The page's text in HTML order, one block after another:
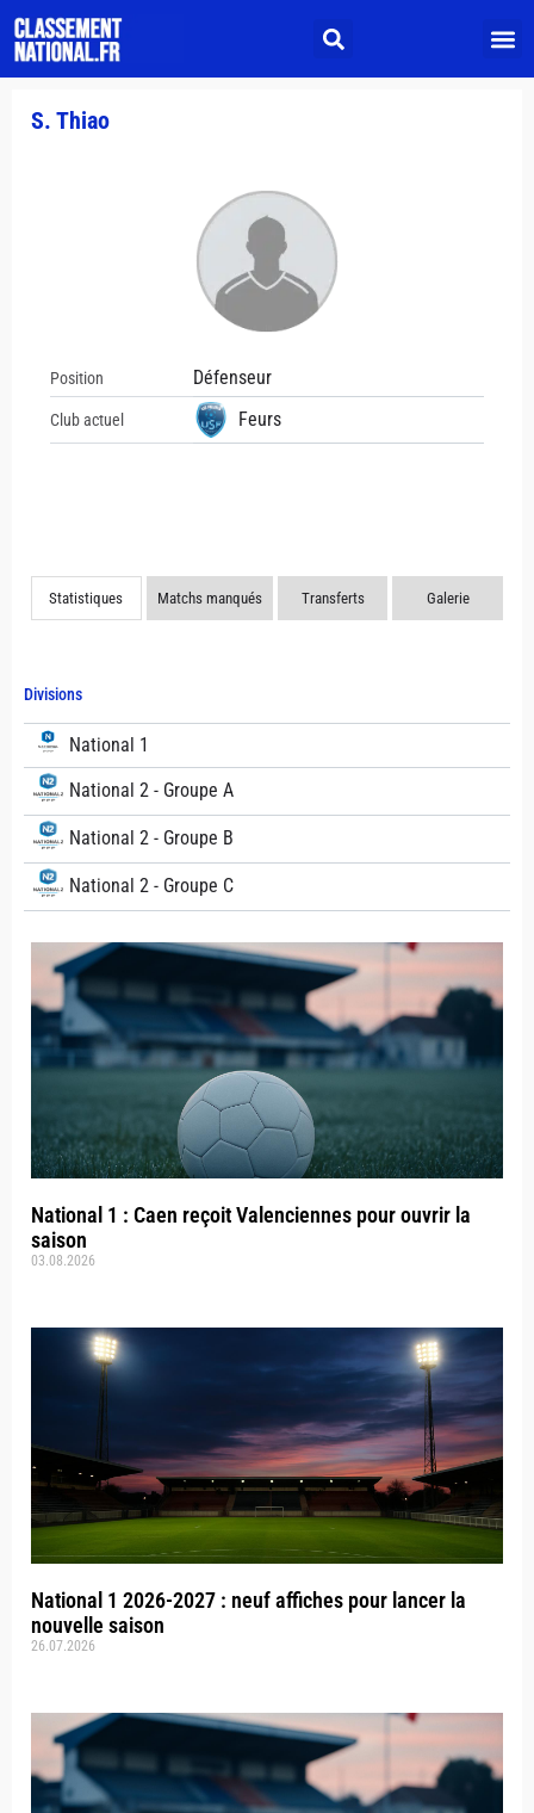
Divisions
National 1
National 2 - Groupe A
National 2 - Groupe B
National 2 - Groupe C
National 1 : Caen reçoit Valenciennes pour ouvrir la
saison
03.08.2026
National 1 2026-2027 : neuf affiches pour lancer la
nouvelle saison
26.07.2026
S. Thiao
Position Défenseur
Club actuel Feurs
Statistiques Matchs manqués Transferts Galerie